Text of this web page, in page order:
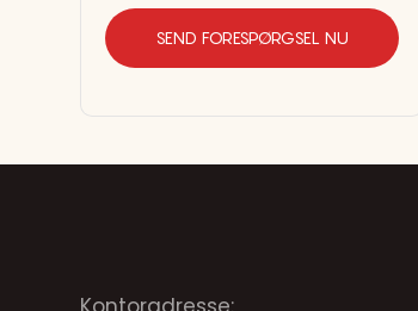
SEND FORESPØRGSEL NU